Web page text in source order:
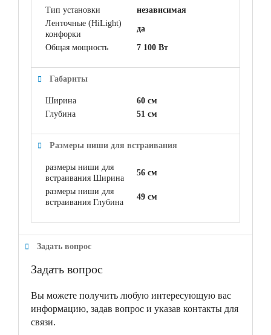
Тип установки
независимая
Ленточные (HiLight)
конфорки
да
Общая мощность 7 100 Вт
Габариты
Ширина
60 см
Глубина
51 см
Размеры ниши для встраивания
размеры ниши для
встраивания Ширина
56 см
размеры ниши для
встраивания Глубина
49 см
Задать вопрос
Задать вопрос
Вы можете получить любую интересующую вас
информацию, задав вопрос и указав контакты для
связи.